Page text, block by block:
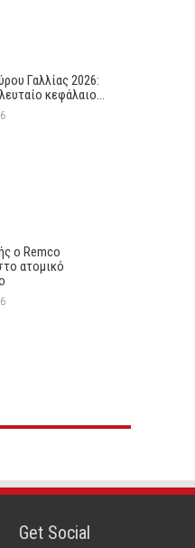
Γαλλίας 2026:
κεφάλαιο…
ο Remco
ατομικό
Get Social